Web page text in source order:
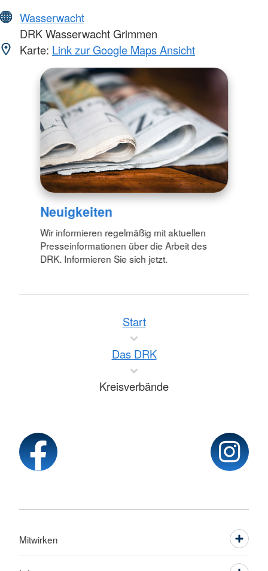
Wasserwacht
DRK Wasserwacht Grimmen
Karte: Link zur Google Maps Ansicht
Neuigkeiten
Wir informieren regelmäßig mit aktuellen
Presseinformationen über die Arbeit des
DRK. Informieren Sie sich jetzt.
Start
Das DRK
Kreisverbände
Mitwirken